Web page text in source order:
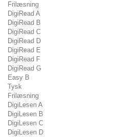
Frilæsning
DigiRead A
DigiRead B
DigiRead C
DigiRead D
DigiRead E
DigiRead F
DigiRead G
Easy B
Tysk
Frilæsning
DigiLesen A
DigiLesen B
DigiLesen C
DigiLesen D